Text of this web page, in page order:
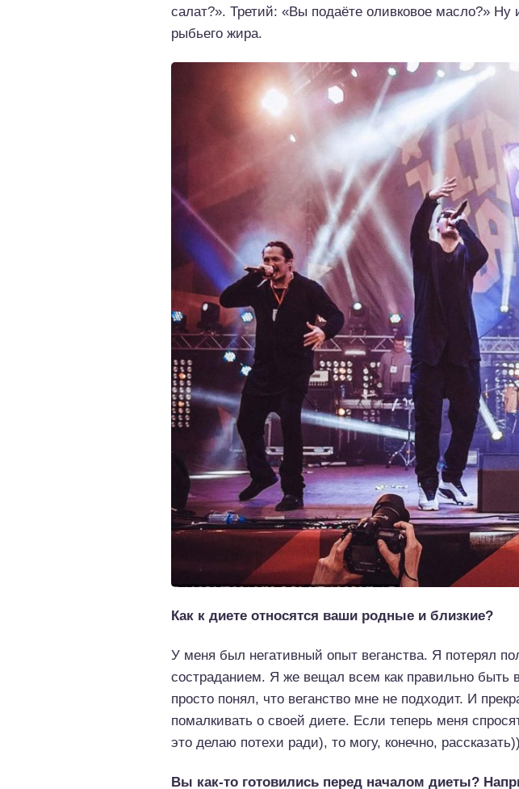
салат?». Третий: «Вы подаёте оливковое масло?» Ну
рыбьего жира.
Как к диете относятся ваши родные и близкие?
У меня был негативный опыт веганства. Я потерял
состраданием. Я же вещал всем как правильно быть
просто понял, что веганство мне не подходит. И
помалкивать о своей диете. Если теперь меня
это делаю потехи ради), то могу, конечно, рассказать))
Вы как-то готовились перед началом диеты?